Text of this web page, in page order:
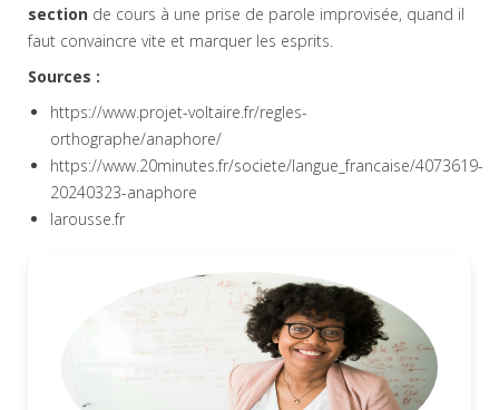
section de cours à une prise de parole improvisée, quand il
faut convaincre vite et marquer les esprits.
Sources :
https://www.projet-voltaire.fr/regles-
orthographe/anaphore/
https://www.20minutes.fr/societe/langue_francaise/4073619-
20240323-anaphore
larousse.fr